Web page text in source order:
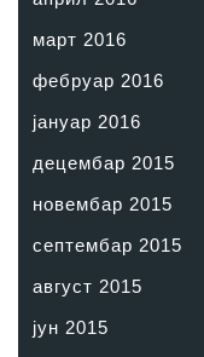
март 2016
фебруар 2016
јануар 2016
децембар 2015
новембар 2015
септембар 2015
август 2015
јун 2015